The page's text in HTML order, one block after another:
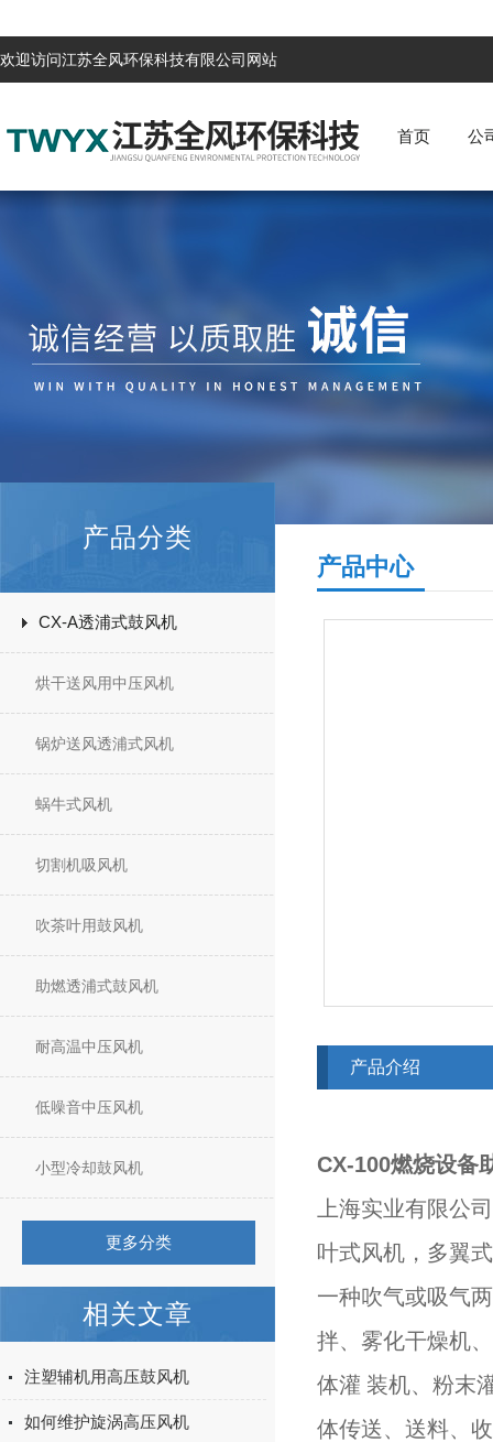
欢迎访问江苏全风环保科技有限公司网站
首页 公
产品分类
CX-A透浦式鼓风机
烘干送风用中压风机
锅炉送风透浦式风机
蜗牛式风机
切割机吸风机
吹茶叶用鼓风机
助燃透浦式鼓风机
耐高温中压风机
低噪音中压风机
小型冷却鼓风机
更多分类
相关文章
注塑辅机用高压鼓风机
如何维护旋涡高压风机
产品中心
产品介绍
CX-100燃烧设备
上海实业有限公
叶式风机，多翼
一种吹气或吸气
拌、雾化干燥机
体灌 装机、粉末
体传送、送料、